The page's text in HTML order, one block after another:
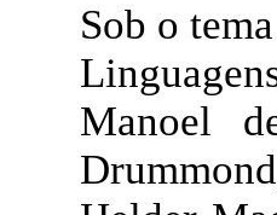
Sob o
Manoel